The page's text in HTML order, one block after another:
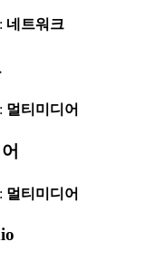
네트워크
멀티미디어
멀티미디어